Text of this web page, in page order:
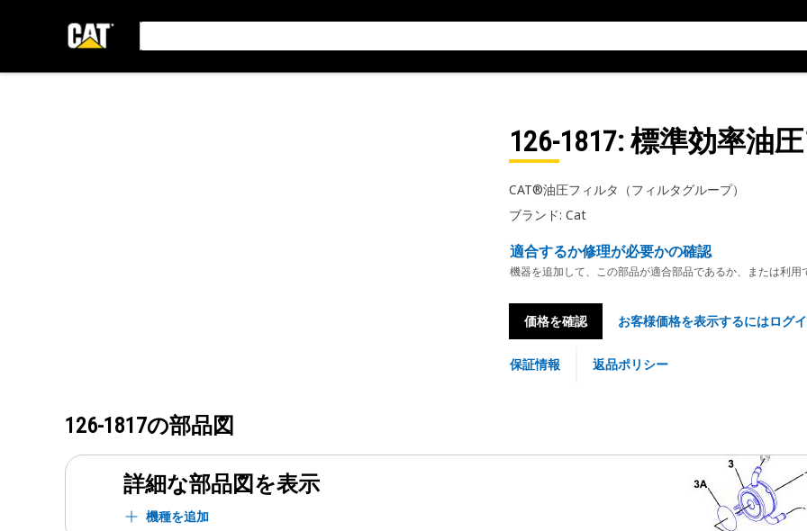
126-1817: 標準効率油
CAT®油圧フィルタ（フィルタグループ）
ブランド: Cat
適合するか修理が必要かの確認
機器を追加して、この部品が適合部品であるか、または利
価格を確認 お客様価格を表示するにはログ
保証情報 返品ポリシー
126-1817の部品図
詳細な部品図を表示
機種を追加